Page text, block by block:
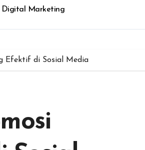
Digital Marketing
Efektif di Sosial Media